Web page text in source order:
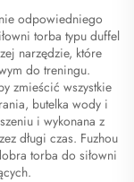
odpowiedniego
torba typu duffel
narzędzie, które
do treningu.
zmieścić wszystkie
butelka wody i
i wykonana z
długi czas. Fuzhou
torba do siłowni